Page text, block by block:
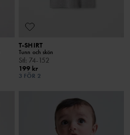
T-SHIRT
Tunn och skön
Stl: 74-152
199 kr
3 FÖR 2